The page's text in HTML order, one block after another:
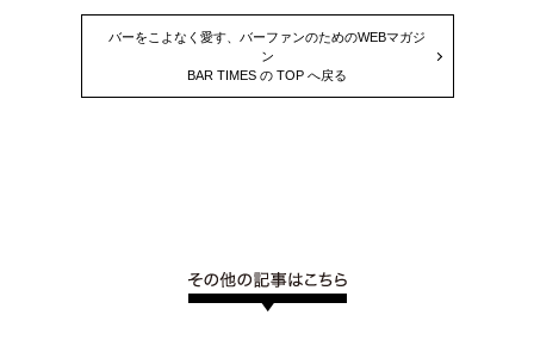
バーをこよなく愛す、バーファンのためのWEBマガジ
ン
BAR TIMES の TOP へ戻る